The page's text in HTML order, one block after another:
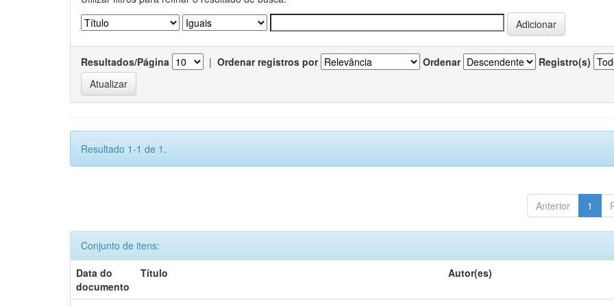
Resultados/Página | Ordenar registros por Ordenar Registro(s)
Resultado 1-1 de 1.
Anterior 1
Conjunto de itens:
Data do
documento
Título Autor(es)